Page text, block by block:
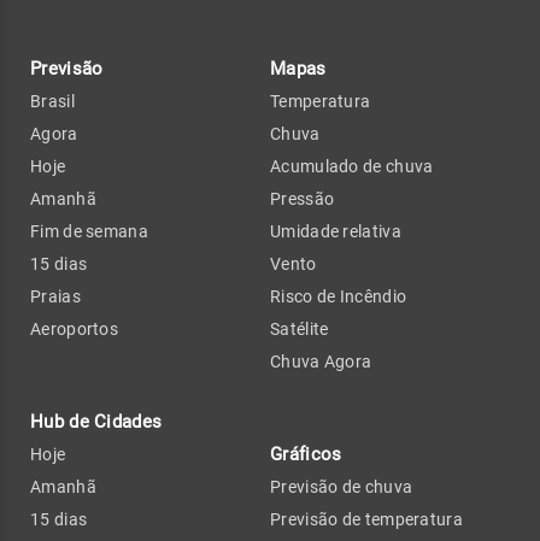
Previsão
Brasil
Agora
Hoje
Amanhã
Fim de semana
15 dias
Praias
Aeroportos
Hub de Cidades
Hoje
Amanhã
15 dias
Mapas
Temperatura
Chuva
Acumulado de chuva
Pressão
Umidade relativa
Vento
Risco de Incêndio
Satélite
Chuva Agora
Gráficos
Previsão de chuva
Previsão de temperatura